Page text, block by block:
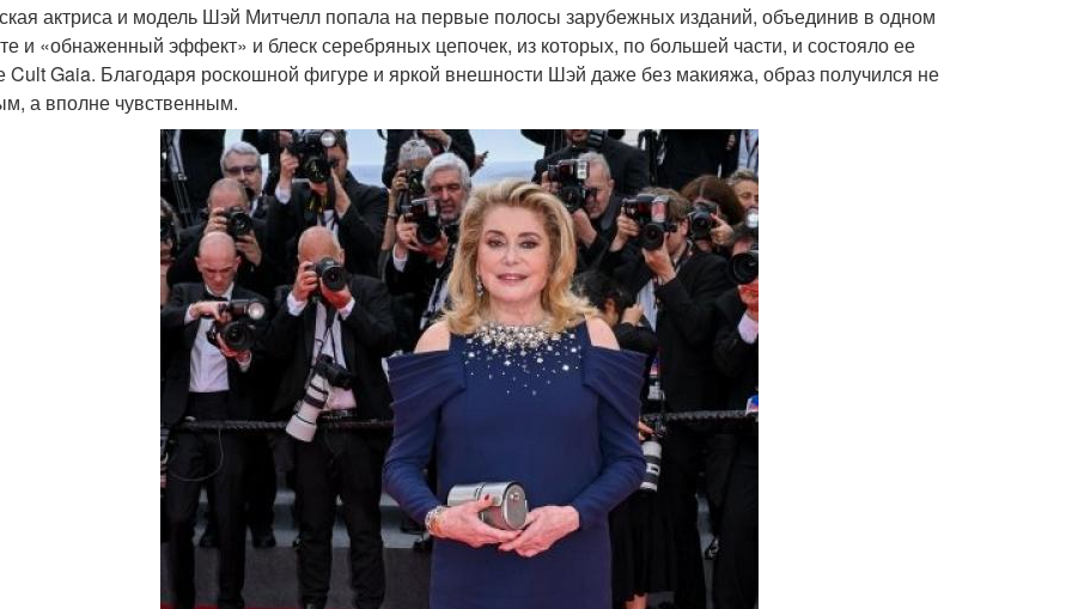
актриса и модель Шэй Митчелл попала на первые полосы зарубежных изданий, объединив в одном
и «обнаженный эффект» и блеск серебряных цепочек, из которых, по большей части, и состояло ее
Cult Gaia. Благодаря роскошной фигуре и яркой внешности Шэй даже без макияжа, образ получился не
а вполне чувственным.